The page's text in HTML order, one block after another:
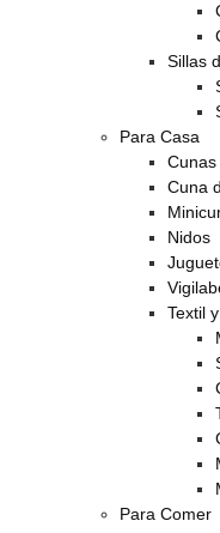
Sillas
Para Casa
Cunas
Cuna
Nidos
Textil
Para Comer